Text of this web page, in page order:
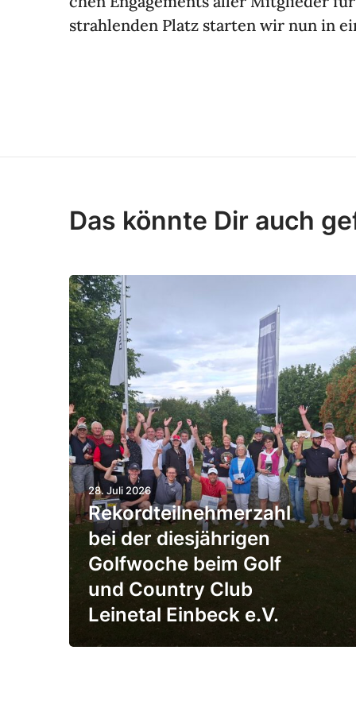
strah­lenden Platz starten wir nun in
Das könnte Dir auch
R
e
k
o
r
d
t
e
i
l
n
­
28. Juli 2026
Rekord­teil­neh­mer­zahl
bei der dies­jäh­rigen
Golf­woche beim Golf
und Country Club
Leinetal Einbeck e.V.